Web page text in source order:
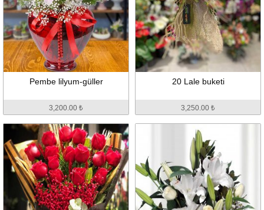
Pembe lilyum-güller
3,200.00 ₺
20 Lale buketi
3,250.00 ₺